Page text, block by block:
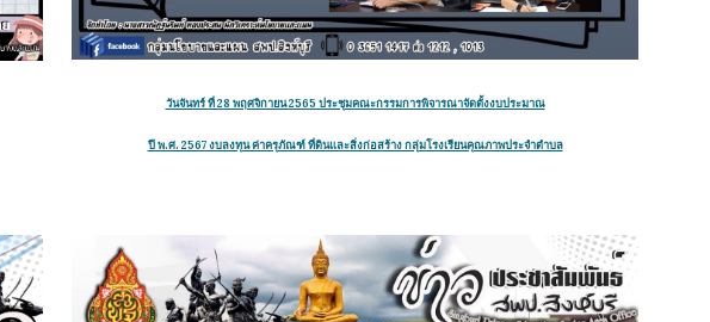
วันจันทร์ ที่ 28 พฤศจิกายน 2565 ประชุมคณะกรรมการพิจารณาจัดตั้งงบประมาณ
ปี พ.ศ. 2567 งบลงทุน ค่าครุภัณฑ์ ที่ดินและสิ่งก่อสร้าง กลุ่มโรงเรียนคุณภาพประจำตำบล